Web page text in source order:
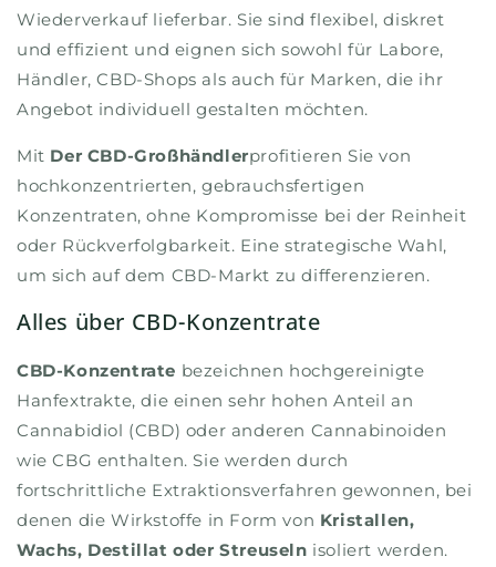
Wiederverkauf lieferbar. Sie sind flexibel, diskret
und effizient und eignen sich sowohl für Labore,
Händler, CBD-Shops als auch für Marken, die ihr
Angebot individuell gestalten möchten.
Mit Der CBD-Großhändlerprofitieren Sie von
hochkonzentrierten, gebrauchsfertigen
Konzentraten, ohne Kompromisse bei der Reinheit
oder Rückverfolgbarkeit. Eine strategische Wahl,
um sich auf dem CBD-Markt zu differenzieren.
Alles über CBD-Konzentrate
CBD-Konzentrate bezeichnen hochgereinigte
Hanfextrakte, die einen sehr hohen Anteil an
Cannabidiol (CBD) oder anderen Cannabinoiden
wie CBG enthalten. Sie werden durch
fortschrittliche Extraktionsverfahren gewonnen, bei
denen die Wirkstoffe in Form von Kristallen,
Wachs, Destillat oder Streuseln isoliert werden.